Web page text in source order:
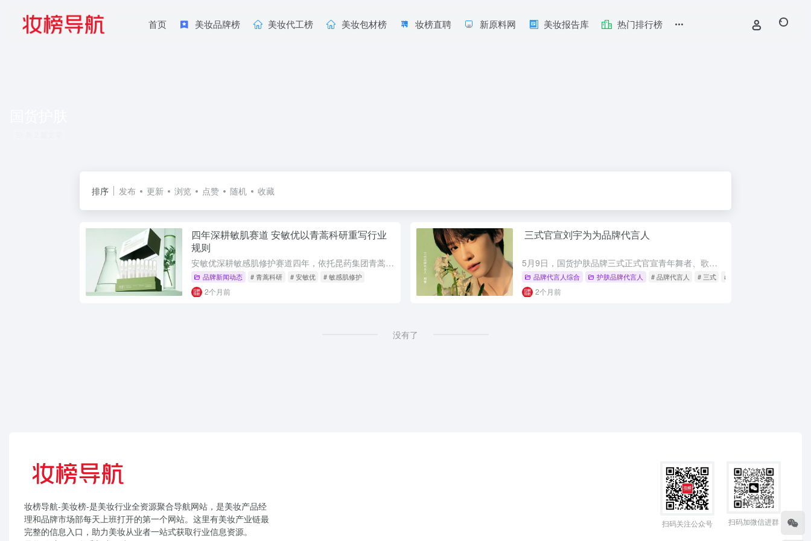
首页 美妆品牌榜 美妆代工榜 美妆包材榜 妆榜直聘 新原料网 美妆报告库 热门排行榜
排序 发布 更新 浏览 点赞 随机 收藏
四年深耕敏肌赛道 安敏优以青蒿科研重写行业
规则
安敏优深耕敏感肌修护赛道四年，依托昆药集团青蒿科研积淀，以自研成分青蒿油AN+为核心，拥有9项国家发明专利和7万亩GAP认证青蒿种植基地。2026年四周年之际，品牌从专业敏肌修护升级为敏肌功效护肤品牌...
品牌新闻动态 # 青蒿科研 # 安敏优 # 敏感肌修护
2个月前
三式官宣刘宇为为品牌代言人
5月9日，国货护肤品牌三式正式官宣青年舞者、歌手刘宇成为品牌代言人。刘宇的国风美学与三式东方美学融合先锋科技的理念高度契合，此次合作重点推广爆款产品解忧美学生精华水（无双精华水）和春光柔焦防晒乳，共同...
品牌代言人综合 护肤品牌代言人 # 品牌代言人 # 三式 # 刘宇
2个月前
没有了
妆榜导航-美妆榜-是美妆行业全资源聚合导航网站，是美妆产品经
理和品牌市场部每天上班打开的第一个网站。这里有美妆产业链最
完整的信息入口，助力美妆从业者一站式获取行业信息资源。
扫码关注公众号 扫码加微信进群